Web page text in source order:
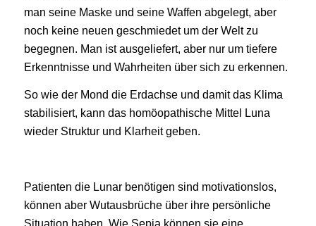
man seine Maske und seine Waffen abgelegt, aber
noch keine neuen geschmiedet um der Welt zu
begegnen. Man ist ausgeliefert, aber nur um tiefere
Erkenntnisse und Wahrheiten über sich zu erkennen.
So wie der Mond die Erdachse und damit das Klima
stabilisiert, kann das homöopathische Mittel Luna
wieder Struktur und Klarheit geben.
Patienten die Lunar benötigen sind motivationslos,
können aber Wutausbrüche über ihre persönliche